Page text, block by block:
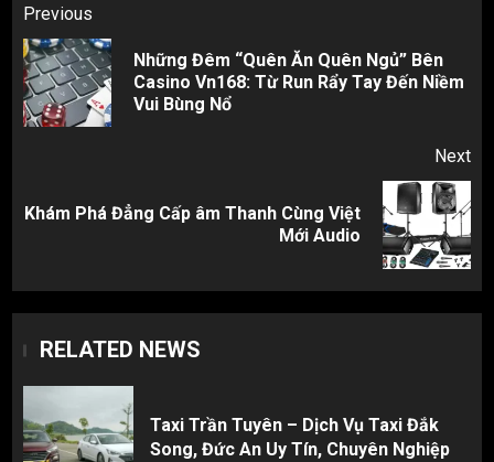
Post
navigation
Previous
Những Đêm “Quên Ăn Quên Ngủ” Bên
Casino Vn168: Từ Run Rẩy Tay Đến Niềm
Vui Bùng Nổ
Next
Next
Khám Phá Đẳng Cấp âm Thanh Cùng Việt
Mới Audio
RELATED NEWS
Taxi Trần Tuyên – Dịch Vụ Taxi Đắk
Song, Đức An Uy Tín, Chuyên Nghiệp